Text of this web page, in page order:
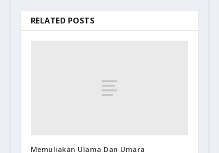
RELATED POSTS
Memuliakan Ulama Dan Umara